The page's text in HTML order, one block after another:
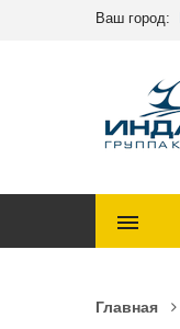
Ваш город:
Главная